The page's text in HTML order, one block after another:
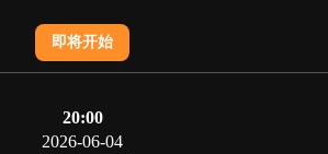
即将开始
20:00
2026-06-04